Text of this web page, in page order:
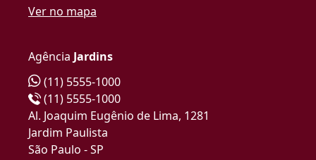
Ver no mapa
Agência Jardins
(11) 5555-1000
(11) 5555-1000
Al. Joaquim Eugênio de Lima, 1281
Jardim Paulista
São Paulo - SP